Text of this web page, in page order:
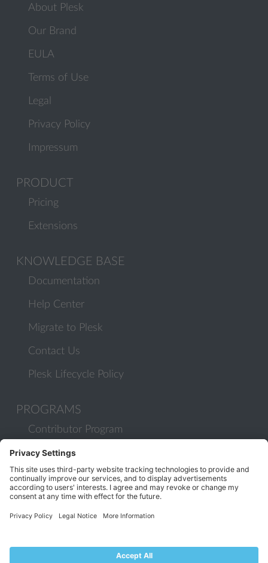
About Plesk
Our Brand
EULA
Terms of Use
Legal
Privacy Policy
Impressum
PRODUCT
Pricing
Extensions
KNOWLEDGE BASE
Documentation
Help Center
Migrate to Plesk
Contact Us
Plesk Lifecycle Policy
PROGRAMS
Contributor Program
Partner Program
COMMUNITY